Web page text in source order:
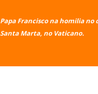
Papa Francisco na homilia no
Santa Marta, no Vaticano.